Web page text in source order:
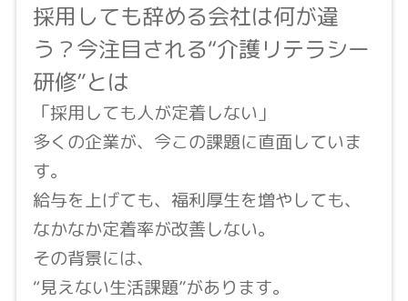
採用しても辞める会社は何が違
う？今注目される“介護リテラシー
研修”とは
「採用しても人が定着しない」
多くの企業が、今この課題に直面していま
す。
給与を上げても、福利厚生を増やしても、
なかなか定着率が改善しない。
その背景には、
“見えない生活課題”があります。